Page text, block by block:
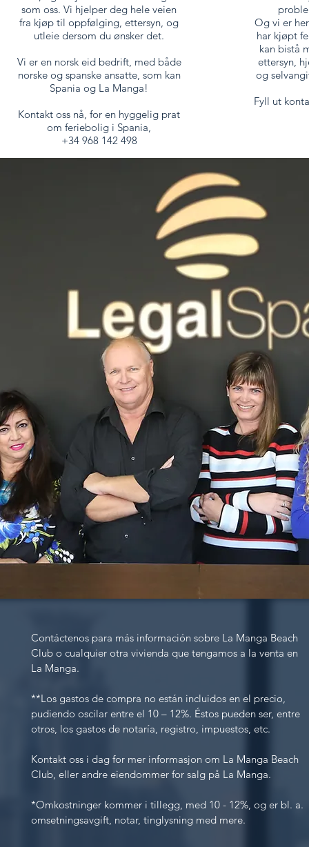
som oss. Vi hjelper deg hele veien
fra kjøp til oppfølging, ettersyn, og
utleie dersom du ønsker det.
Vi er en norsk eid bedrift, med både
norske og spanske ansatte, som kan
Spania og La Manga!
Kontakt oss nå, for en hyggelig prat
om feriebolig i Spania,
+34 968 142 498
Og vi er
har kjøpt
kan bistå
ettersyn,
og
Fyll ut
Contáctenos para más información sobre La Manga Beach
Club o cualquier otra vivienda que tengamos a la venta en
La Manga.
**Los gastos de compra no están incluidos en el precio,
pudiendo oscilar entre el 10 – 12%. Éstos pueden ser, entre
otros, los gastos de notaría, registro, impuestos, etc.
Kontakt oss i dag for mer informasjon om La Manga Beach
Club, eller andre eiendommer for salg på La Manga.
*Omkostninger kommer i tillegg, med 10 - 12%, og er bl. a.
omsetningsavgift, notar, tinglysning med mere.